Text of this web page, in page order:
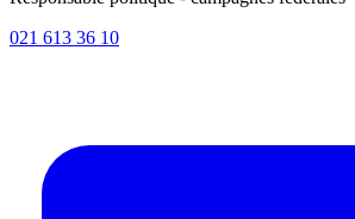
021 613 36 10